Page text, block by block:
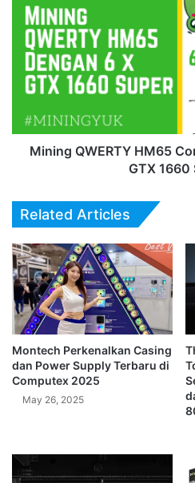
QWERTY
HM65
Combo
Slot
dengan
x
GTXMining QWERTY HM65
GTX 1660
Related Articles
Montech Perkenalkan Casing
dan Power Supply Terbaru di
Computex 2025
May 26, 2025